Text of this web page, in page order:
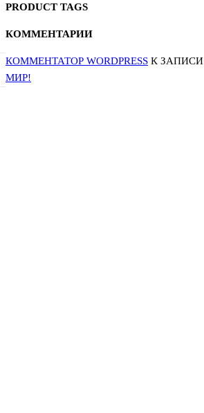
PRODUCT TAGS
КОММЕНТАРИИ
КОММЕНТАТОР WORDPRESS К ЗАПИСИ
МИР!